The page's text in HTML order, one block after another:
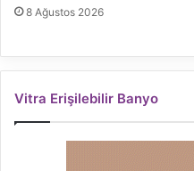
8 Ağustos 2026
Vitra Erişilebilir Banyo